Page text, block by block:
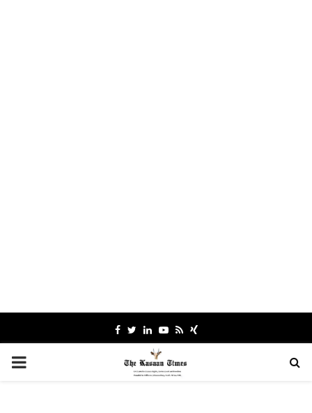
Facebook
TwitterLinkedinYoutube
RssXing
PRIMARY